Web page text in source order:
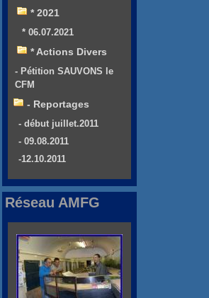
* 2021
* 06.07.2021
* Actions Divers
- Pétition SAUVONS le
CFM
- Reportages
- début juillet.2011
- 09.08.2011
-12.10.2011
Réseau AMFG